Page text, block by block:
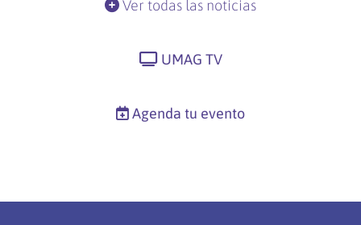
Ver todas las noticias
UMAG TV
Agenda tu evento